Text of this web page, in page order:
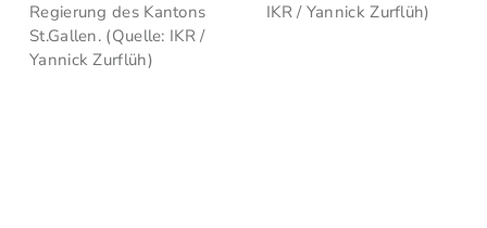
Regierung des Kantons
St.Gallen. (Quelle: IKR /
Yannick Zurflüh)
IKR / Yannick Zurflüh)